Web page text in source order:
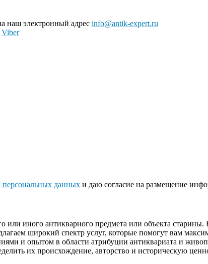
наш электронный адрес info@antik-expert.ru
Viber
персональных данных и даю согласие на размещение
иного антикварного предмета или объекта
широкий спектр услуг, которые помогут вам
и опытом в области атрибуции антиквариата и
их происхождение, авторство и историческую